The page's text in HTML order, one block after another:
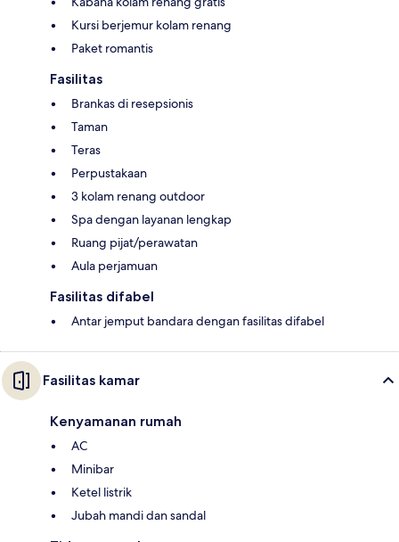
Kursi berjemur kolam renang
Paket romantis
Fasilitas
Brankas di resepsionis
Taman
Teras
Perpustakaan
3 kolam renang outdoor
Spa dengan layanan lengkap
Ruang pijat/perawatan
Aula perjamuan
Fasilitas difabel
Antar jemput bandara dengan fasilitas difabel
Fasilitas kamar
Kenyamanan rumah
AC
Minibar
Ketel listrik
Jubah mandi dan sandal